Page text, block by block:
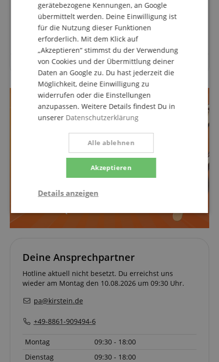
Fragen zum Artikel
Stelle eine Frage
Zu diesem Artikel wurden noch keine Fragen gestellt.
Deine Ansprechpartner
Hotline aktuell nicht besetzt. Du erreichst uns
wieder am Montag den 10.08.2026 um 09:30 Uhr.
pa@kirstein.de
+49-8861-909494-6
Montag
09:30 - 18:00
Dienstag
09:30 - 18:00
gerätebezogene Kennungen, an Google
übermittelt werden. Deine Einwilligung ist
für die Nutzung dieser Funktionen
erforderlich. Mit dem Klick auf
„Akzeptieren“ stimmst du der Verwendung
von Cookies und der Übermittlung deiner
Daten an Google zu. Du hast jederzeit die
Möglichkeit, deine Einwilligung zu
widerrufen oder die Einstellungen
anzupassen. Weitere Details findest Du in
unserer Datenschutzerklärung
Akzeptieren
Alle ablehnen
Details anzeigen
Statistik Marketing Funktional
Statistik Marketing Funktional
Statistik-Cookies werden verwendet, um zu sehen,
werden, um einen bestimmten Besucher direkt zu